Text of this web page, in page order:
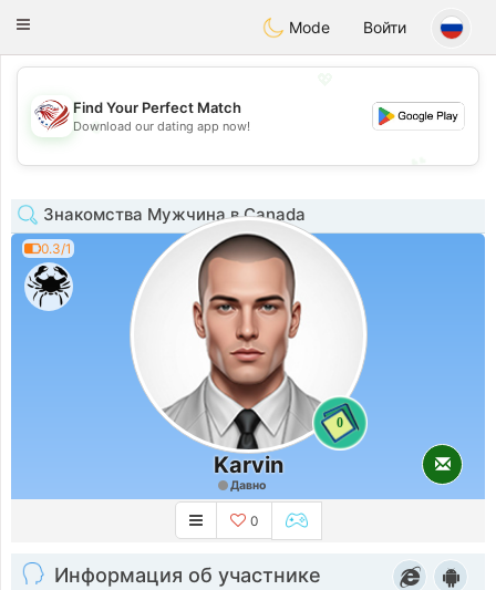
Dating
Toggle
Mode Войти
💖
💕
Find Your Perfect Match
Download our dating app now!
Знакомства Мужчина в Canada
0.3/1
0
Karvin
Давно
0
Информация об участнике